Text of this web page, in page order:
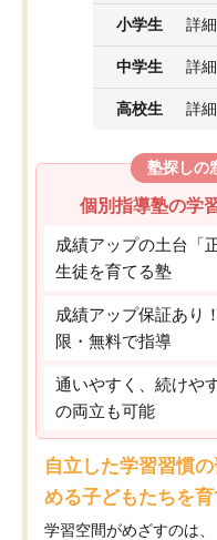
小学生 詳
中学生 詳
高校生 詳
塾探しの
個別指導塾の学
成績アップの土台「
生徒を育てる塾
成績アップ保証あり
限・無料で指導
通いやすく、続けや
の両立も可能
自立した学習習慣
める子どもたちを
学習空間がめざすのは